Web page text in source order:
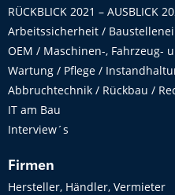
RÜCKBLICK 2021 – AUSBLICK
Arbeitssicherheit /
OEM / Maschinen-, Fahrzeug-
Wartung / Pflege /
Abbruchtechnik / Rückbau /
IT am Bau
Interview´s
Firmen
Hersteller, Händler, Vermieter